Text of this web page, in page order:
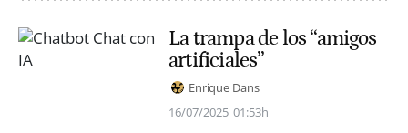
La trampa de los “amigos
artificiales”
Enrique Dans
16/07/2025 01:53h